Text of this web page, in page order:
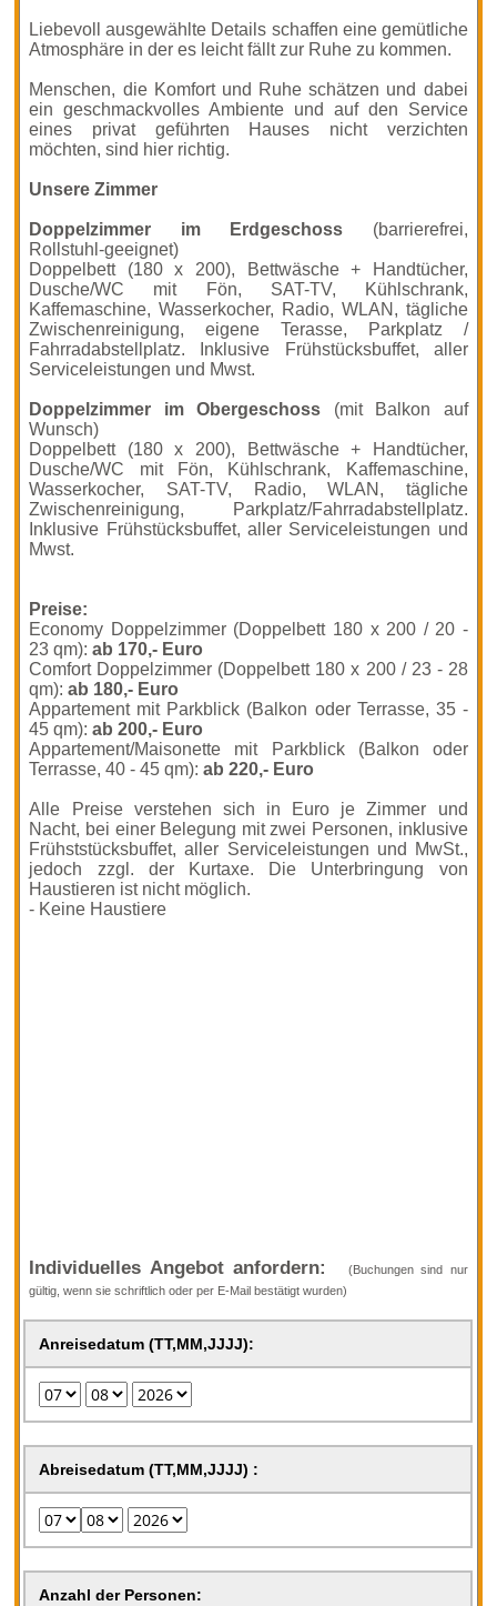
Liebevoll ausgewählte Details schaffen eine gemütliche
Atmosphäre in der es leicht fällt zur Ruhe zu kommen.
Menschen, die Komfort und Ruhe schätzen und dabei
ein geschmackvolles Ambiente und auf den Service
eines privat geführten Hauses nicht verzichten
möchten, sind hier richtig.
Unsere Zimmer
Doppelzimmer im Erdgeschoss (barrierefrei,
Rollstuhl-geeignet)
Doppelbett (180 x 200), Bettwäsche + Handtücher,
Dusche/WC mit Fön, SAT-TV, Kühlschrank,
Kaffemaschine, Wasserkocher, Radio, WLAN, tägliche
Zwischenreinigung, eigene Terasse, Parkplatz /
Fahrradabstellplatz. Inklusive Frühstücksbuffet, aller
Serviceleistungen und Mwst.
Doppelzimmer im Obergeschoss (mit Balkon auf
Wunsch)
Doppelbett (180 x 200), Bettwäsche + Handtücher,
Dusche/WC mit Fön, Kühlschrank, Kaffemaschine,
Wasserkocher, SAT-TV, Radio, WLAN, tägliche
Zwischenreinigung, Parkplatz/Fahrradabstellplatz.
Inklusive Frühstücksbuffet, aller Serviceleistungen und
Mwst.
Preise:
Economy Doppelzimmer (Doppelbett 180 x 200 / 20 -
23 qm):ab 170,- Euro
Comfort Doppelzimmer (Doppelbett 180 x 200 / 23 - 28
qm):ab 180,- Euro
Appartement mit Parkblick (Balkon oder Terrasse, 35 -
45 qm):ab 200,- Euro
Appartement/Maisonette mit Parkblick (Balkon oder
Terrasse, 40 - 45 qm):ab 220,- Euro
Alle Preise verstehen sich in Euro je Zimmer und
Nacht, bei einer Belegung mit zwei Personen, inklusive
Frühststücksbuffet, aller Serviceleistungen und MwSt.,
jedoch zzgl. der Kurtaxe. Die Unterbringung von
Haustieren ist nicht möglich.
- Keine Haustiere
Individuelles Angebot anfordern:
(Buchungen sind nur
gültig, wenn sie schriftlich oder per E-Mail bestätigt wurden)
Anreisedatum (TT,MM,JJJJ):
Abreisedatum (TT,MM,JJJJ) :
Anzahl der Personen: